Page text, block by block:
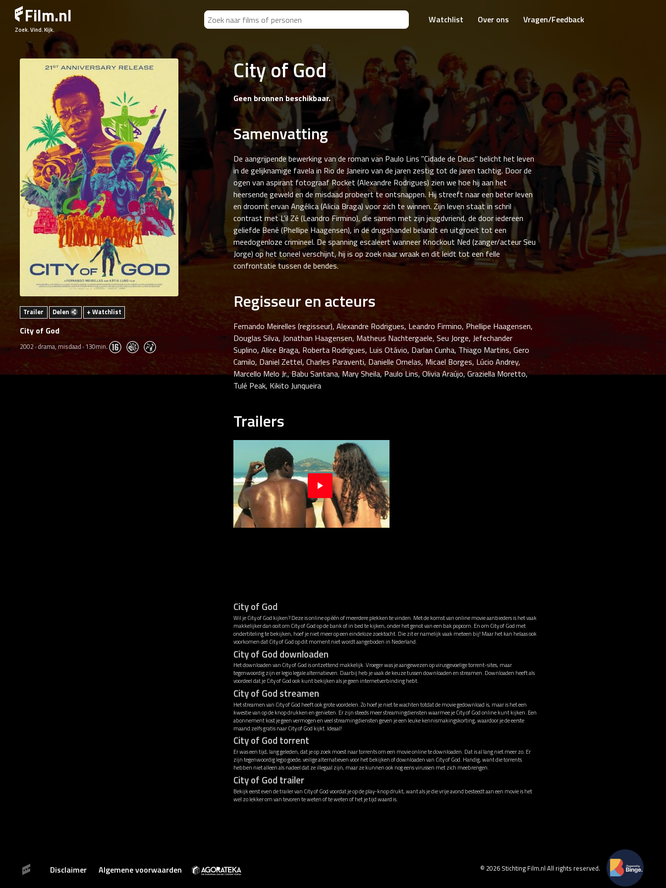
Film.nl
Zoek. Vind. Kijk.
Watchlist Over ons Vragen/Feedback
Trailer Delen + Watchlist
City of God
2002 drama, misdaad 130min.
City of God
Geen bronnen beschikbaar.
Samenvatting
De aangrijpende bewerking van de roman van Paulo Lins "Cidade de Deus" belicht het leven
in de gelijknamige favela in Rio de Janeiro van de jaren zestig tot de jaren tachtig. Door de
ogen van aspirant fotograaf Rocket (Alexandre Rodrigues) zien we hoe hij aan het
heersende geweld en de misdaad probeert te ontsnappen. Hij streeft naar een beter leven
en droomt ervan Angélica (Alicia Braga) voor zich te winnen. Zijn leven staat in schril
contrast met L'il Zé (Leandro Firmino), die samen met zijn jeugdvriend, de door iedereen
geliefde Bené (Phellipe Haagensen), in de drugshandel belandt en uitgroeit tot een
meedogenloze crimineel. De spanning escaleert wanneer Knockout Ned (zanger/acteur Seu
Jorge) op het toneel verschijnt, hij is op zoek naar wraak en dit leidt tot een felle
confrontatie tussen de bendes.
Regisseur en acteurs
Fernando Meirelles (regisseur), Alexandre Rodrigues, Leandro Firmino, Phellipe Haagensen,
Douglas Silva, Jonathan Haagensen, Matheus Nachtergaele, Seu Jorge, Jefechander
Suplino, Alice Braga, Roberta Rodrigues, Luis Otávio, Darlan Cunha, Thiago Martins, Gero
Camilo, Daniel Zettel, Charles Paraventi, Danielle Ornelas, Micael Borges, Lúcio Andrey,
Marcello Melo Jr., Babu Santana, Mary Sheila, Paulo Lins, Olivia Araújo, Graziella Moretto,
Tulé Peak, Kikito Junqueira
Trailers
City of God
Wil je City of God kijken? Deze is online op één of meerdere plekken te vinden. Met de komst van online movie aanbieders is het vaak
makkelijker dan ooit om City of God op de bank of in bed te kijken, onder het genot van een bak popcorn. En om City of God met
ondertiteling te bekijken, hoef je niet meer op een eindeloze zoektocht. Die zit er namelijk vaak meteen bij! Maar het kan helaas ook
voorkomen dat City of God op dit moment niet wordt aangeboden in Nederland.
City of God downloaden
Het downloaden van City of God is ontzettend makkelijk. Vroeger was je aangewezen op virusgevoelige torrent-sites, maar
tegenwoordig zijn er legio legale alternatieven. Daarbij heb je vaak de keuze tussen downloaden en streamen. Downloaden heeft als
voordeel dat je City of God ook kunt bekijken als je geen internetverbinding hebt.
City of God streamen
Het streamen van City of God heeft ook grote voordelen. Zo hoef je niet te wachten totdat de movie gedownload is, maar is het een
kwestie van op de knop drukken en genieten. Er zijn steeds meer streamingdiensten waarmee je City of God online kunt kijken. Een
abonnement kost je geen vermogen en veel streamingdiensten geven je een leuke kennismakingskorting, waardoor je de eerste
maand zelfs gratis naar City of God kijkt. Ideaal!
City of God torrent
Er was een tijd, lang geleden, dat je op zoek moest naar torrents om een movie online te downloaden. Dat is al lang niet meer zo. Er
zijn tegenwoordig legio goede, veilige alternatieven voor het bekijken of downloaden van City of God. Handig, want die torrents
hebben niet alleen als nadeel dat ze illegaal zijn, maar ze kunnen ook nog eens virussen met zich meebrengen.
City of God trailer
Bekijk eerst even de trailer van City of God voordat je op de play-knop drukt, want als je die vrije avond besteedt aan een movie is het
wel zo lekker om van tevoren te weten of te weten of het je tijd waard is.
Disclaimer Algemene voorwaarden © 2026 Stichting Film.nl All rights reserved.